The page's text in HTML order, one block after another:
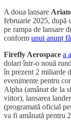
A doua lansare
februarie 2025, după
pe rampa de lansare
conform unui anunț
Firefly Aerospace a
dolari într-o nouă
în prezent 2 miliarde
evenimente pentru
Alpha (amânat de la
viitor), lansarea
(programată oficial
va fi amânată pentru